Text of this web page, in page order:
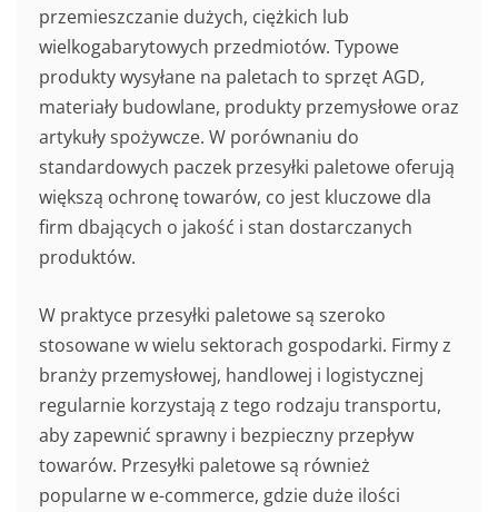
przemieszczanie dużych, ciężkich lub
wielkogabarytowych przedmiotów. Typowe
produkty wysyłane na paletach to sprzęt AGD,
materiały budowlane, produkty przemysłowe oraz
artykuły spożywcze. W porównaniu do
standardowych paczek przesyłki paletowe oferują
większą ochronę towarów, co jest kluczowe dla
firm dbających o jakość i stan dostarczanych
produktów.
W praktyce przesyłki paletowe są szeroko
stosowane w wielu sektorach gospodarki. Firmy z
branży przemysłowej, handlowej i logistycznej
regularnie korzystają z tego rodzaju transportu,
aby zapewnić sprawny i bezpieczny przepływ
towarów. Przesyłki paletowe są również
popularne w e-commerce, gdzie duże ilości